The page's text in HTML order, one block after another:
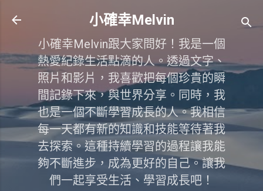
跳到主要內容
小確幸Melvin
小確幸Melvin跟大家問好！我是一個
熱愛紀錄生活點滴的人。透過文字、
照片和影片，我喜歡把每個珍貴的瞬
間記錄下來，與世界分享。同時，我
也是一個不斷學習成長的人。我相信
每一天都有新的知識和技能等待著我
去探索。這種持續學習的過程讓我能
夠不斷進步，成為更好的自己。讓我
們一起享受生活、學習成長吧！